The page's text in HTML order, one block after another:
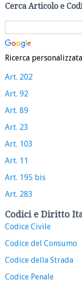
Cerca Articolo e
Ricerca personalizzata
Art. 202
Art. 92
Art. 89
Art. 23
Art. 103
Art. 11
Art. 195 bis
Art. 283
Codici e Diritto
Codice Civile
Codice del Consumo
Codice della Strada
Codice Penale